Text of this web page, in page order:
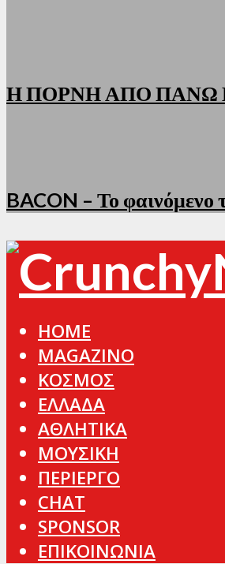
Η ΠΟΡΝΗ ΑΠΟ ΠΑΝΩ
BACON – Το φαινόμενο
HOME
MAGAZINO
ΚΟΣΜΟΣ
ΕΛΛΑΔΑ
ΑΘΛΗΤΙΚΑ
ΜΟΥΣΙΚΗ
ΠΕΡΙΕΡΓΟ
CHAT
SPONSOR
ΕΠΙΚΟΙΝΩΝΙΑ